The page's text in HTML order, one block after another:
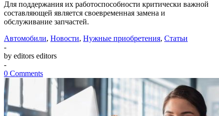
Для поддержания их работоспособности критически важной
составляющей является своевременная замена и
обслуживание запчастей.
Автомобили, Новости, Нужные приобретения, Статьи
-
by editors editors
-
0 Comments